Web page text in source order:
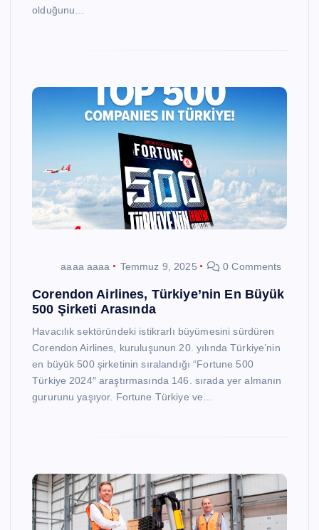
olduğunu…
aaaa aaaa Temmuz 9, 2025 0 Comments
Corendon Airlines, Türkiye’nin En Büyük
500 Şirketi Arasında
Havacılık sektöründeki istikrarlı büyümesini sürdüren
Corendon Airlines, kuruluşunun 20. yılında Türkiye’nin
en büyük 500 şirketinin sıralandığı “Fortune 500
Türkiye 2024″ araştırmasında 146. sırada yer almanın
gururunu yaşıyor. Fortune Türkiye ve…